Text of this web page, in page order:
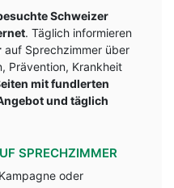
Schweizer
. Täglich informieren
auf Sprechzimmer über
Prävention, Krankheit
mit fundlerten
und täglich
SPRECHZIMMER
oder